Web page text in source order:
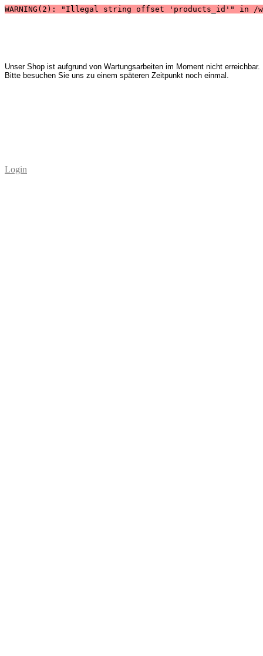
WARNING(2): "Illegal string offset 'products_id'" in /
Unser Shop ist aufgrund von Wartungsarbeiten im Moment nicht erreichbar.
Bitte besuchen Sie uns zu einem späteren Zeitpunkt noch einmal.
Login